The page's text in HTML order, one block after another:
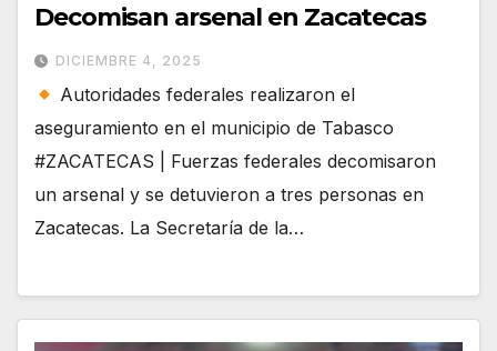
Decomisan arsenal en Zacatecas
DICIEMBRE 4, 2025
Autoridades federales realizaron el
aseguramiento en el municipio de Tabasco
#ZACATECAS | Fuerzas federales decomisaron
un arsenal y se detuvieron a tres personas en
Zacatecas. La Secretaría de la…